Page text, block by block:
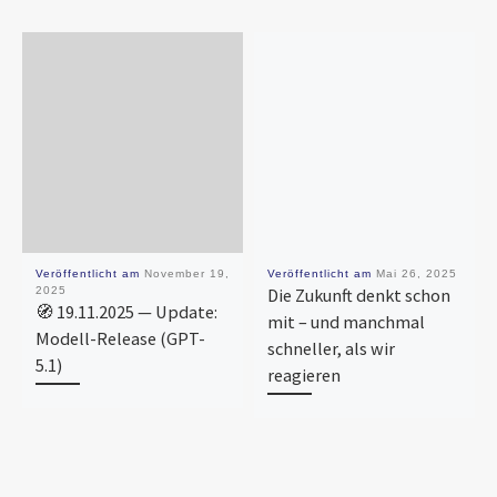
Veröffentlicht am November 19,
2025
🧭 19.11.2025 — Update:
Modell-Release (GPT-
5.1)
Veröffentlicht am Mai 26, 2025
Die Zukunft denkt schon
mit – und manchmal
schneller, als wir
reagieren